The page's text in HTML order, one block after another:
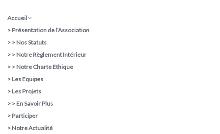
Accueil
> Présentation de l’Association
> > Nos Statuts
> > Notre Règlement Intérieur
> > Notre Charte Ethique
> Les Equipes
> Les Projets
> > En Savoir Plus
> Participer
> Notre Actualité